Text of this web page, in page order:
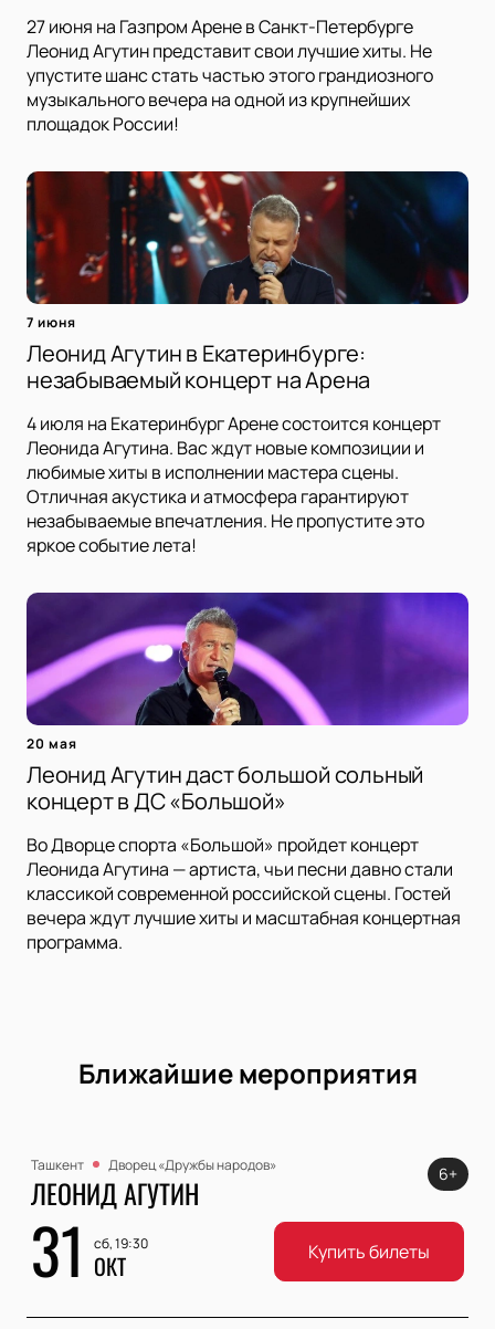
27 июня на Газпром Арене в Санкт-Петербурге
Леонид Агутин представит свои лучшие хиты. Не
упустите шанс стать частью этого грандиозного
музыкального вечера на одной из крупнейших
площадок России!
7 июня
Леонид Агутин в Екатеринбурге:
незабываемый концерт на Арена
4 июля на Екатеринбург Арене состоится концерт
Леонида Агутина. Вас ждут новые композиции и
любимые хиты в исполнении мастера сцены.
Отличная акустика и атмосфера гарантируют
незабываемые впечатления. Не пропустите это
яркое событие лета!
20 мая
Леонид Агутин даст большой сольный
концерт в ДС «Большой»
Во Дворце спорта «Большой» пройдет концерт
Леонида Агутина — артиста, чьи песни давно стали
классикой современной российской сцены. Гостей
вечера ждут лучшие хиты и масштабная концертная
программа.
Ближайшие мероприятия
Ташкент Дворец «Дружбы народов»
ЛЕОНИД АГУТИН
31 сб, 19:30
ОКТ
6+
Купить билеты